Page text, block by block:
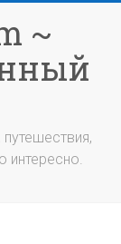
~
интересно.